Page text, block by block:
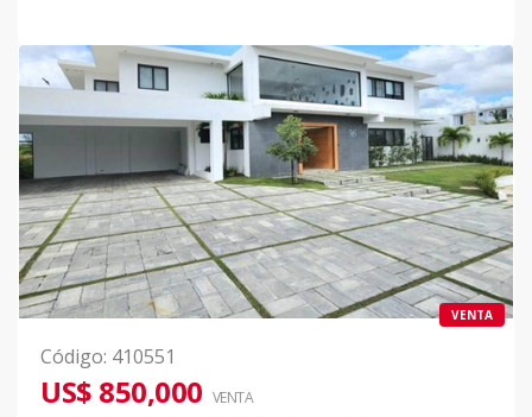
VENTA
Código: 410551
US$ 850,000 VENTA